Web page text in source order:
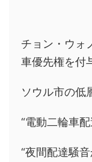
チョン・ウォ
車優先権を付
ソウル市の低
“電動二輪車
“夜間配達騒